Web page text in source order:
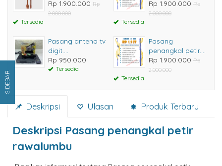
Rp 1.900.000 Rp
2.000.000
Tersedia
Rp 1.900.000 Rp
2.000.000
Tersedia
Pasang antena tv
digit....
Rp 950.000
Tersedia
Pasang
penangkal petir....
Rp 1.900.000 Rp
2.000.000
Tersedia
Deskripsi Ulasan Produk Terbaru
Deskripsi Pasang penangkal petir
rawalumbu
SIDEBAR